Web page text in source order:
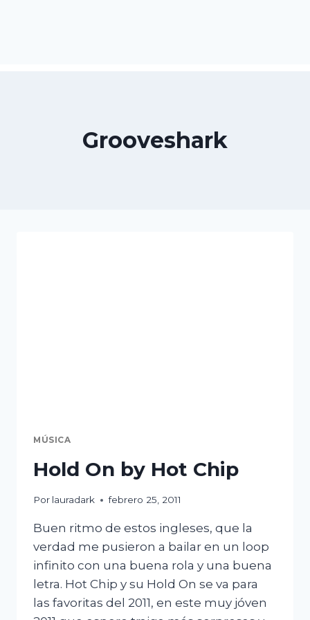
Grooveshark
MÚSICA
Hold On by Hot Chip
Por lauradark febrero 25, 2011
Buen ritmo de estos ingleses, que la
verdad me pusieron a bailar en un loop
infinito con una buena rola y una buena
letra. Hot Chip y su Hold On se va para
las favoritas del 2011, en este muy jóven